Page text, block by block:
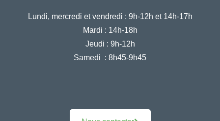
Lundi, mercredi et vendredi : 9h-12h et 14h-17h
Mardi : 14h-18h
Jeudi : 9h-12h
Samedi : 8h45-9h45